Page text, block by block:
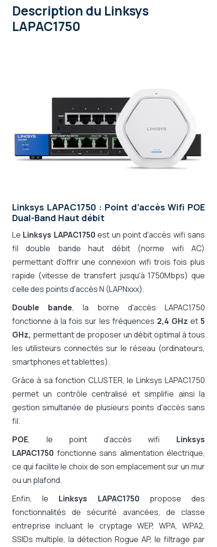
Description du Linksys
LAPAC1750
Linksys LAPAC1750 : Point d'accès Wifi POE
Dual-Band Haut débit
Le Linksys LAPAC1750 est un point d'accès wifi sans
fil double bande haut débit (norme wifi AC)
permettant d'offrir une connexion wifi trois fois plus
rapide (vitesse de transfert jusqu'à 1750Mbps) que
celle des points d'accès N (LAPNxxx).
Double bande, la borne d'accès LAPAC1750
fonctionne à la fois sur les fréquences 2,4 GHz et5
GHz, permettant de proposer un débit optimal à tous
les utilisteurs connectés sur le réseau (ordinateurs,
smartphones et tablettes).
Grâce à sa fonction CLUSTER, le Linksys LAPAC1750
permet un contrôle centralisé et simplifie ainsi la
gestion simultanée de plusieurs points d'accès sans
fil.
POE, le point d'accès wifi Linksys
LAPAC1750 fonctionne sans alimentation électrique,
ce qui facilite le choix de son emplacement sur un mur
ou un plafond.
Enfin,le Linksys LAPAC1750 propose des
fonctionnalités de sécurité avancées, de classe
entreprise incluant le cryptage WEP, WPA, WPA2,
SSIDs multiple, la détection Rogue AP, le filtrage par